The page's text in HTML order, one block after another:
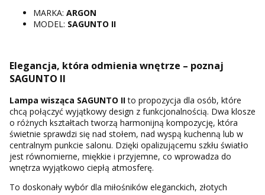
MARKA: ARGON
MODEL: SAGUNTO II
Elegancja, która odmienia wnętrze – poznaj
SAGUNTO II
Lampa wisząca SAGUNTO IIto propozycja dla osób, które
chcą połączyć wyjątkowy design z funkcjonalnością. Dwa klosze
o różnych kształtach tworzą harmonijną kompozycję, która
świetnie sprawdzi się nad stołem, nad wyspą kuchenną lub w
centralnym punkcie salonu. Dzięki opalizującemu szkłu światło
jest równomierne, miękkie i przyjemne, co wprowadza do
wnętrza wyjątkowo ciepłą atmosferę.
To doskonały wybór dla miłośników eleganckich, złotych